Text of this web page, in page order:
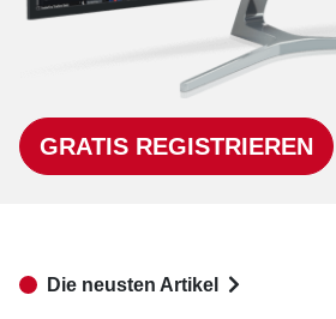
GRATIS REGISTRIEREN
Die neusten Artikel